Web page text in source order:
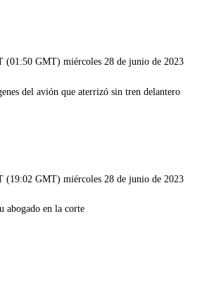
(01:50 GMT) miércoles 28 de junio de 2023
(19:02 GMT) miércoles 28 de junio de 2023